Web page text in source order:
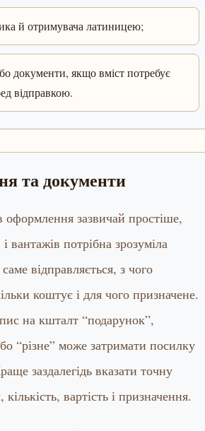
й отримувача латиницею;
документи, якщо вміст потребує
відправкою.
та документи
оформлення зазвичай простіше,
вантажів потрібна зрозуміла
відправляється, з чого
коштує і для чого призначене.
на кшталт “подарунок”,
“різне” може затримати посилку
заздалегідь вказати точну
кількість, вартість і призначення.